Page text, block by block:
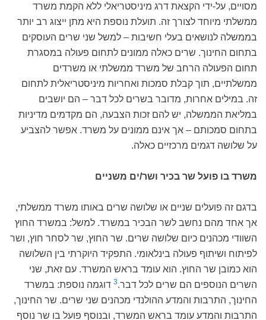
מסויים, על-ידי הקצאת דרג מיניסטריאלי ללא הקמת משרד
ממשלתי מיוחד לצורך זה. תועלת נוספת היא מתן ייצוג רב יותר
בממשלה לנושאים בעלי חשיבות – למשל שני שרים העוסקים
בתחום החינוך. שרים כאלה ממונים לתחום פעולה במסגרת
תחום הפעולה הרחב של משרד ממשלתי או משרדים
ממשלתיים, תוך קבלת סמכות ואחריות מיניסטריאלית לתחום
זה. במילים אחרות, מדובר בשרים לכל דבר – הם יושבים
במליאת הממשלה, יש להם זכות הצבעה, הם מקדמים מדיניות
בתחום סמכותם – אך אינם ממונים על משרד. אפשר להצביע
על שלושה דגמים מרכזיים כאלה.
משרד בו פועל שר בכיר ושר/ים משניים
בדגם זה פועלים שניים או שלושה שרים באותו משרד ממשלתי,
אך אחד מהם נחשב לשר הבכיר במשרד. למשל: במשרד החוץ
השוודי מכהנים כיום שלושה שרים. שר החוץ, שר לסחר חוץ, ושר
לפיתוח ושיתוף פעולה בינלאומי. התפקיד היוקרתי בין השלושה
הוא כמובן שר החוץ. הוא עומד בראש המשרד. עם זאת, שני
השרים הנוספים הם שרים לכל דבר.3 דוגמה נוספת: במשרד
החינוך, התרבות והמדע ההולנדי מכהנים שני שרים. שר החינוך,
התרבות והמדע עומד בראש המשרד, ובנוסף פועל בו שר נוסף